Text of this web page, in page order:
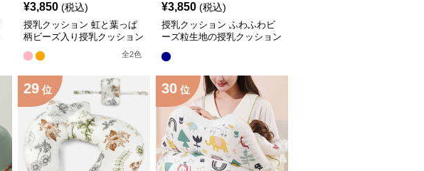
¥3,850 (税込)
授乳クッション 虹と葉っぱ
柄ビーズ入り授乳クッション
全2色
¥3,850 (税込)
授乳クッション ふわふわビ
ーズ粒生地の授乳クッション
29 位 30 位